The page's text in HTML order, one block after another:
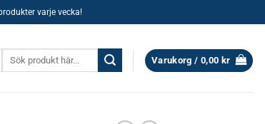
varje vecka!
Varukorg / 0,00 kr